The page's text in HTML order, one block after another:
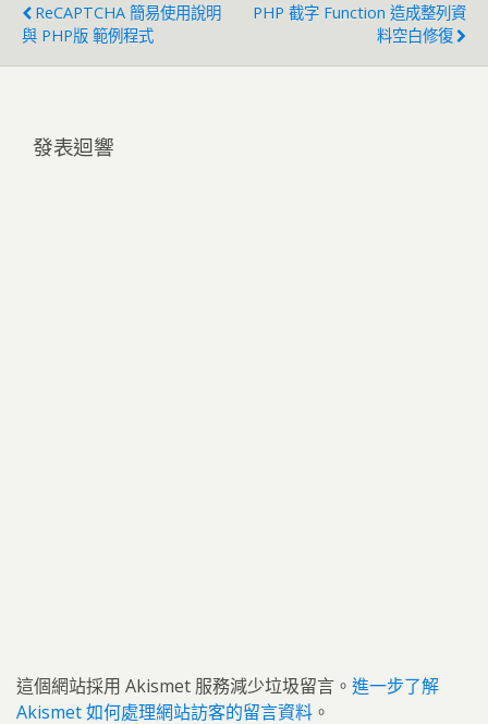
ReCAPTCHA 簡易使用說明
與 PHP版 範例程式
PHP 截字 Function 造成整列資
料空白修復
發表迴響
這個網站採用 Akismet 服務減少垃圾留言。 進一步了解
Akismet 如何處理網站訪客的留言資料 。